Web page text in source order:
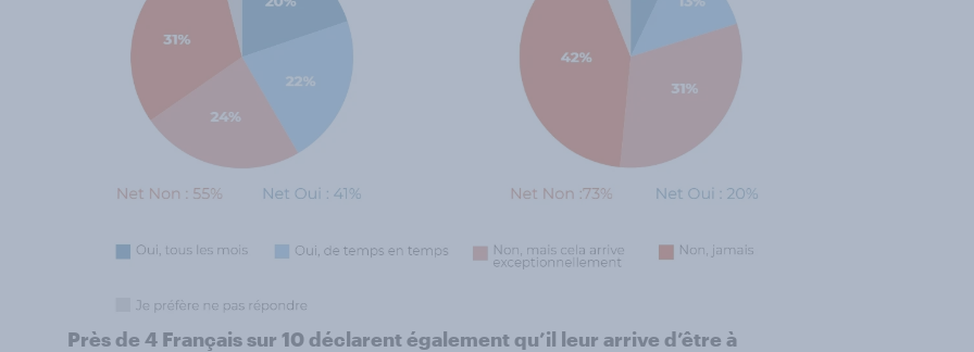
Près de 4 Français sur 10 déclarent également qu’il leur arrive d’être à